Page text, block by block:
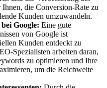
die Conversion-Rate zu
Kunden umzuwandeln.
Google: Eine gute
von Google ist
Kunden entdeckt zu
Spezialisten arbeiten daran,
zu optimieren und Ihre
um die Reichweite